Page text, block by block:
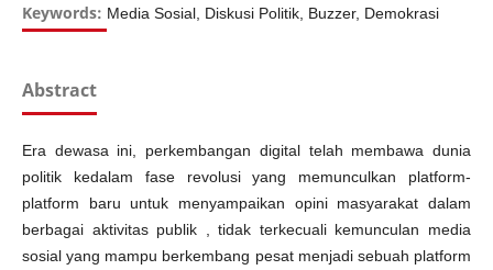
Keywords: Media Sosial, Diskusi Politik, Buzzer, Demokrasi
Abstract
Era dewasa ini, perkembangan digital telah membawa dunia
politik kedalam fase revolusi yang memunculkan platform-
platform baru untuk menyampaikan opini masyarakat dalam
berbagai aktivitas publik , tidak terkecuali kemunculan media
sosial yang mampu berkembang pesat menjadi sebuah platform